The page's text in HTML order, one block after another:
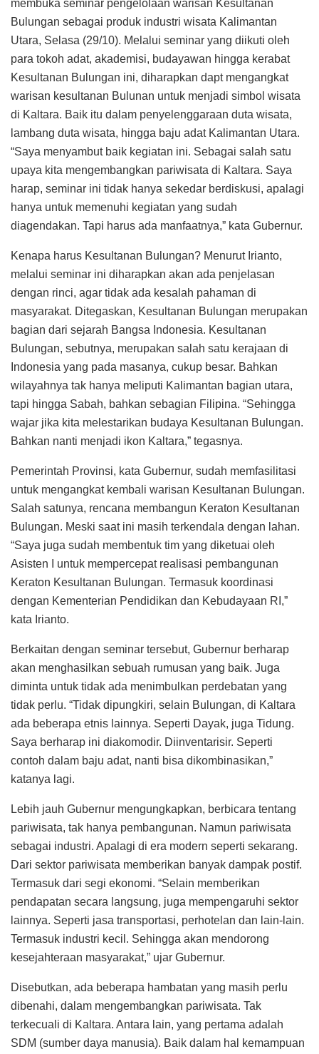
membuka seminar pengelolaan warisan Kesultanan
Bulungan sebagai produk industri wisata Kalimantan
Utara, Selasa (29/10). Melalui seminar yang diikuti oleh
para tokoh adat, akademisi, budayawan hingga kerabat
Kesultanan Bulungan ini, diharapkan dapt mengangkat
warisan kesultanan Bulunan untuk menjadi simbol wisata
di Kaltara. Baik itu dalam penyelenggaraan duta wisata,
lambang duta wisata, hingga baju adat Kalimantan Utara.
“Saya menyambut baik kegiatan ini. Sebagai salah satu
upaya kita mengembangkan pariwisata di Kaltara. Saya
harap, seminar ini tidak hanya sekedar berdiskusi, apalagi
hanya untuk memenuhi kegiatan yang sudah
diagendakan. Tapi harus ada manfaatnya,” kata Gubernur.
Kenapa harus Kesultanan Bulungan? Menurut Irianto,
melalui seminar ini diharapkan akan ada penjelasan
dengan rinci, agar tidak ada kesalah pahaman di
masyarakat. Ditegaskan, Kesultanan Bulungan merupakan
bagian dari sejarah Bangsa Indonesia. Kesultanan
Bulungan, sebutnya, merupakan salah satu kerajaan di
Indonesia yang pada masanya, cukup besar. Bahkan
wilayahnya tak hanya meliputi Kalimantan bagian utara,
tapi hingga Sabah, bahkan sebagian Filipina. “Sehingga
wajar jika kita melestarikan budaya Kesultanan Bulungan.
Bahkan nanti menjadi ikon Kaltara,” tegasnya.
Pemerintah Provinsi, kata Gubernur, sudah memfasilitasi
untuk mengangkat kembali warisan Kesultanan Bulungan.
Salah satunya, rencana membangun Keraton Kesultanan
Bulungan. Meski saat ini masih terkendala dengan lahan.
“Saya juga sudah membentuk tim yang diketuai oleh
Asisten I untuk mempercepat realisasi pembangunan
Keraton Kesultanan Bulungan. Termasuk koordinasi
dengan Kementerian Pendidikan dan Kebudayaan RI,”
kata Irianto.
Berkaitan dengan seminar tersebut, Gubernur berharap
akan menghasilkan sebuah rumusan yang baik. Juga
diminta untuk tidak ada menimbulkan perdebatan yang
tidak perlu. “Tidak dipungkiri, selain Bulungan, di Kaltara
ada beberapa etnis lainnya. Seperti Dayak, juga Tidung.
Saya berharap ini diakomodir. Diinventarisir. Seperti
contoh dalam baju adat, nanti bisa dikombinasikan,”
katanya lagi.
Lebih jauh Gubernur mengungkapkan, berbicara tentang
pariwisata, tak hanya pembangunan. Namun pariwisata
sebagai industri. Apalagi di era modern seperti sekarang.
Dari sektor pariwisata memberikan banyak dampak postif.
Termasuk dari segi ekonomi. “Selain memberikan
pendapatan secara langsung, juga mempengaruhi sektor
lainnya. Seperti jasa transportasi, perhotelan dan lain-lain.
Termasuk industri kecil. Sehingga akan mendorong
kesejahteraan masyarakat,” ujar Gubernur.
Disebutkan, ada beberapa hambatan yang masih perlu
dibenahi, dalam mengembangkan pariwisata. Tak
terkecuali di Kaltara. Antara lain, yang pertama adalah
SDM (sumber daya manusia). Baik dalam hal kemampuan